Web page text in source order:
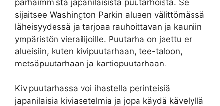
parhaimmista japanilaisista puutarhoista. Se
sijaitsee Washington Parkin alueen välittömässä
läheisyydessä ja tarjoaa rauhoittavan ja kauniin
ympäristön vierailijoille. Puutarha on jaettu eri
alueisiin, kuten kivipuutarhaan, tee-taloon,
metsäpuutarhaan ja kartiopuutarhaan.
Kivipuutarhassa voi ihastella perinteisiä
japanilaisia kiviasetelmia ja jopa käydä kävelyllä